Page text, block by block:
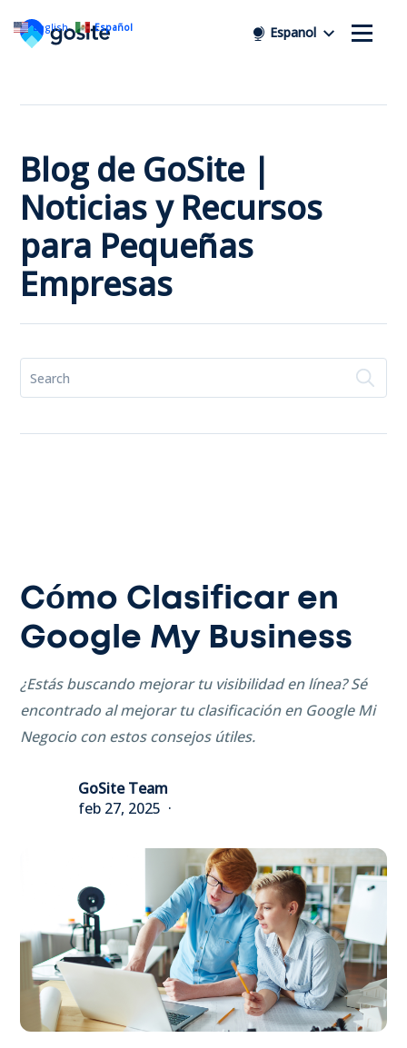
Espanol
Blog de GoSite |
Noticias y Recursos
para Pequeñas
Empresas
Cómo Clasificar en
Google My Business
¿Estás buscando mejorar tu visibilidad en línea? Sé
encontrado al mejorar tu clasificación en Google Mi
Negocio con estos consejos útiles.
GoSite Team
feb 27, 2025
English Español